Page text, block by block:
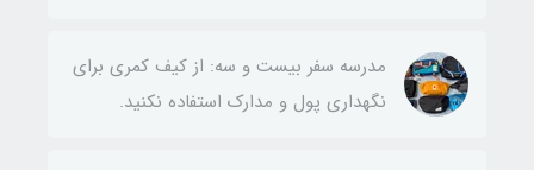
مدرسه سفر بیست و سه: از کیف کمری برای
نگهداری پول و مدارک استفاده نکنید.